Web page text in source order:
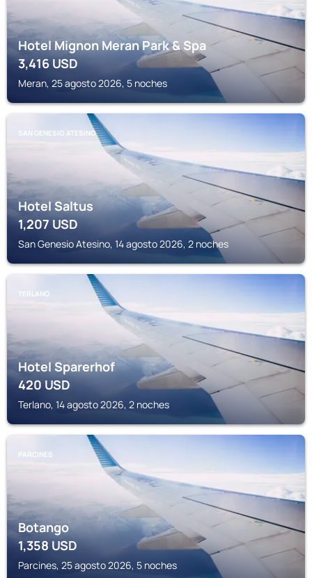
Hotel Mignon Meran Park & Spa
3,416USD
Meran, 25 agosto 2026, 5 noches
SAN GENESIO ATESINO
Hotel Saltus
1,207USD
San Genesio Atesino, 14 agosto 2026, 2 noches
TERLANO
Hotel Sparerhof
420USD
Terlano, 14 agosto 2026, 2 noches
PARCINES
Botango
1,358USD
Parcines, 25 agosto 2026, 5 noches